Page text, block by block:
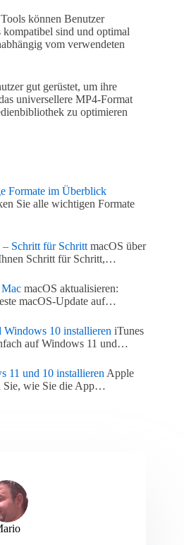
können Benutzer
kompatibel sind und optimal
vom verwendeten
gut gerüstet, um ihre
universellere MP4-Format
zu optimieren
Formate im Überblick
Sie alle wichtigen Formate
Schritt für Schritt macOS über
Schritt für Schritt,…
Mac macOS aktualisieren:
macOS-Update auf…
Windows 10 installieren iTunes
auf Windows 11 und…
11 und 10 installieren Apple
Sie, wie Sie die App…